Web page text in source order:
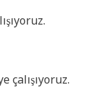
çalışıyoruz.